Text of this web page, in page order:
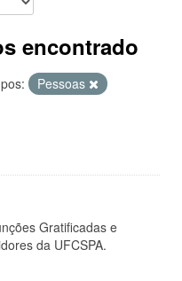
encontrado
Pessoas
Gratificadas e
da UFCSPA.